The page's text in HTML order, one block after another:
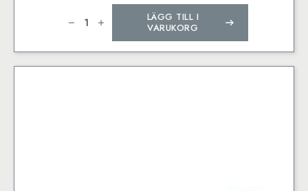
stiftpenna
Mono
0,5
smokey
LÄGG TILL I
VARUKORG